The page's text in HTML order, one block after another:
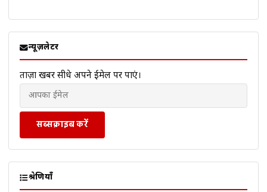
न्यूज़लेटर
ताज़ा खबरें सीधे अपने ईमेल पर पाएं।
सब्सक्राइब करें
श्रेणियाँ